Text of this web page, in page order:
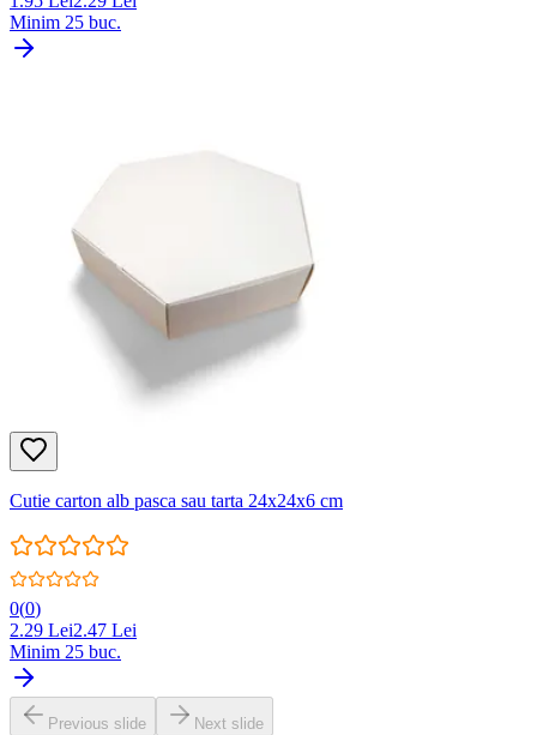
Minim 25 buc.
Cutie carton alb pasca sau tarta 24x24x6 cm
0(0)
2.29 Lei2.47 Lei
Minim 25 buc.
Previous slide Next slide